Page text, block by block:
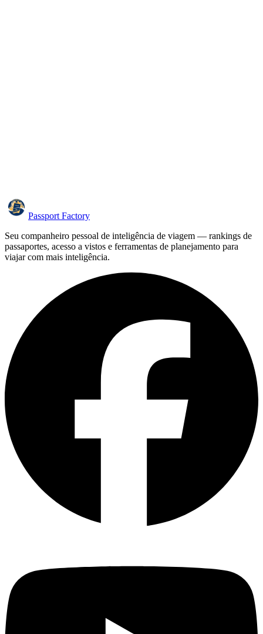
Passport Factory
Seu companheiro pessoal de inteligência de viagem — rankings de
passaportes, acesso a vistos e ferramentas de planejamento para
viajar com mais inteligência.